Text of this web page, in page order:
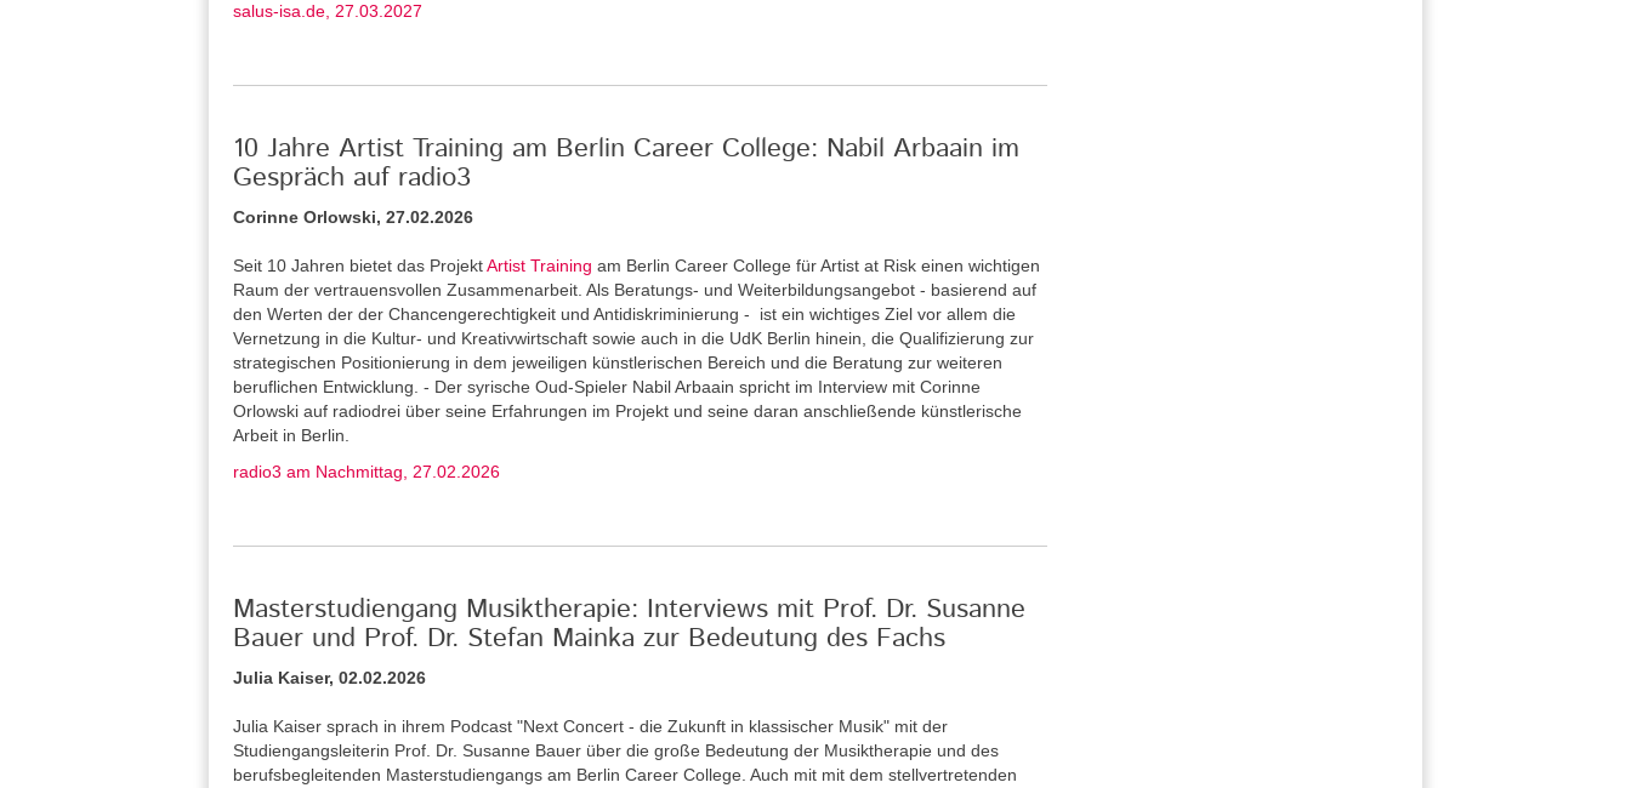
salus-isa.de, 27.03.2027
10 Jahre Artist Training am Berlin Career College: Nabil Arbaain im
Gespräch auf radio3
Corinne Orlowski, 27.02.2026
Seit 10 Jahren bietet das ProjektArtist Training am Berlin Career College für Artist at Risk einen wichtigen
Raum der vertrauensvollen Zusammenarbeit. Als Beratungs- und Weiterbildungsangebot - basierend auf
den Werten der der Chancengerechtigkeit und Antidiskriminierung - ist ein wichtiges Ziel vor allem die
Vernetzung in die Kultur- und Kreativwirtschaft sowie auch in die UdK Berlin hinein, die Qualifizierung zur
strategischen Positionierung in dem jeweiligen künstlerischen Bereich und die Beratung zur weiteren
beruflichen Entwicklung. - Der syrische Oud-Spieler Nabil Arbaain spricht im Interview mit Corinne
Orlowski auf radiodrei über seine Erfahrungen im Projekt und seine daran anschließende künstlerische
Arbeit in Berlin.
radio3 am Nachmittag, 27.02.2026
Masterstudiengang Musiktherapie: Interviews mit Prof. Dr. Susanne
Bauer und Prof. Dr. Stefan Mainka zur Bedeutung des Fachs
Julia Kaiser, 02.02.2026
Julia Kaiser sprach in ihrem Podcast "Next Concert - die Zukunft in klassischer Musik" mit der
Studiengangsleiterin Prof. Dr. Susanne Bauer über die große Bedeutung der Musiktherapie und des
berufsbegleitenden Masterstudiengangs am Berlin Career College. Auch mit mit dem stellvertretenden